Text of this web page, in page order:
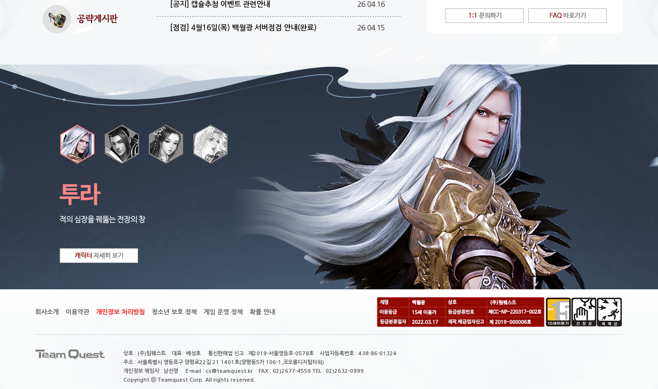
[공지] 캡슐추첨 이벤트 관련안내 26.04.16
[점검] 4월16일(목) 백월광 서버점검 안내(완료) 26.04.15
회사소개 이용약관 개인정보 처리방침 청소년 보호 정책 게임 운영 정책 확률 안내
상호 : (주)팀퀘스트 대표 : 배성호 통신판매업 신고 : 제2019-서울영등포-0578호 사업자등록번호 : 438-86-01324
주소 : 서울특별시 영등포구 양평로22길 21 1401호(양평동5가 106-1,코오롱디지털타워)
개인정보 책임자 : 남선영 E-mail : cs@teamquest.kr FAX : 02)2677-4559 TEL : 02)2632-0999
Copyright ⓒ Teamquest Corp. All rights reserved.